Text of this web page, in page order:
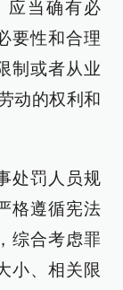
应当确有必
要性和合理
制或者从业
动的权利和
处罚人员规
格遵循宪法
综合考虑罪
小、相关限